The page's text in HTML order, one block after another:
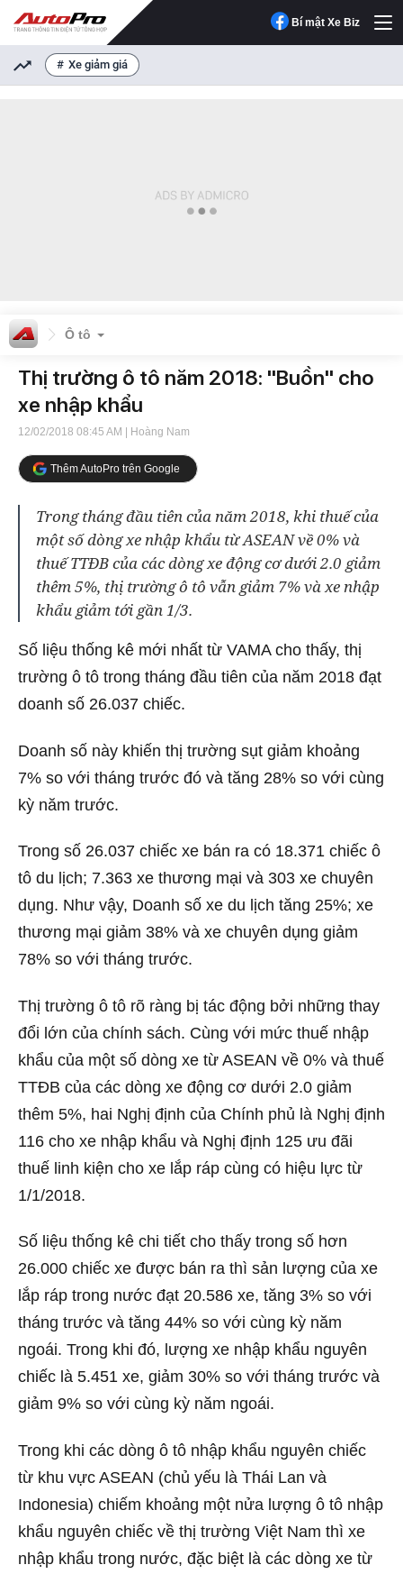
Bí mật Xe Biz
Xe giảm giá
Ô tô
Thị trường ô tô năm 2018: "Buồn" cho
xe nhập khẩu
12/02/2018 08:45 AM | Hoàng Nam
Thêm AutoPro trên Google
Trong tháng đầu tiên của năm 2018, khi thuế của
một số dòng xe nhập khẩu từ ASEAN về 0% và
thuế TTĐB của các dòng xe động cơ dưới 2.0 giảm
thêm 5%, thị trường ô tô vẫn giảm 7% và xe nhập
khẩu giảm tới gần 1/3.
Số liệu thống kê mới nhất từ VAMA cho thấy, thị
trường ô tô trong tháng đầu tiên của năm 2018 đạt
doanh số 26.037 chiếc.
Doanh số này khiến thị trường sụt giảm khoảng
7% so với tháng trước đó và tăng 28% so với cùng
kỳ năm trước.
Trong số 26.037 chiếc xe bán ra có 18.371 chiếc ô
tô du lịch; 7.363 xe thương mại và 303 xe chuyên
dụng. Như vậy, Doanh số xe du lịch tăng 25%; xe
thương mại giảm 38% và xe chuyên dụng giảm
78% so với tháng trước.
Thị trường ô tô rõ ràng bị tác động bởi những thay
đổi lớn của chính sách. Cùng với mức thuế nhập
khẩu của một số dòng xe từ ASEAN về 0% và thuế
TTĐB của các dòng xe động cơ dưới 2.0 giảm
thêm 5%, hai Nghị định của Chính phủ là Nghị định
116 cho xe nhập khẩu và Nghị định 125 ưu đãi
thuế linh kiện cho xe lắp ráp cùng có hiệu lực từ
1/1/2018.
Số liệu thống kê chi tiết cho thấy trong số hơn
26.000 chiếc xe được bán ra thì sản lượng của xe
lắp ráp trong nước đạt 20.586 xe, tăng 3% so với
tháng trước và tăng 44% so với cùng kỳ năm
ngoái. Trong khi đó, lượng xe nhập khẩu nguyên
chiếc là 5.451 xe, giảm 30% so với tháng trước và
giảm 9% so với cùng kỳ năm ngoái.
Trong khi các dòng ô tô nhập khẩu nguyên chiếc
từ khu vực ASEAN (chủ yếu là Thái Lan và
Indonesia) chiếm khoảng một nửa lượng ô tô nhập
khẩu nguyên chiếc về thị trường Việt Nam thì xe
nhập khẩu trong nước, đặc biệt là các dòng xe từ